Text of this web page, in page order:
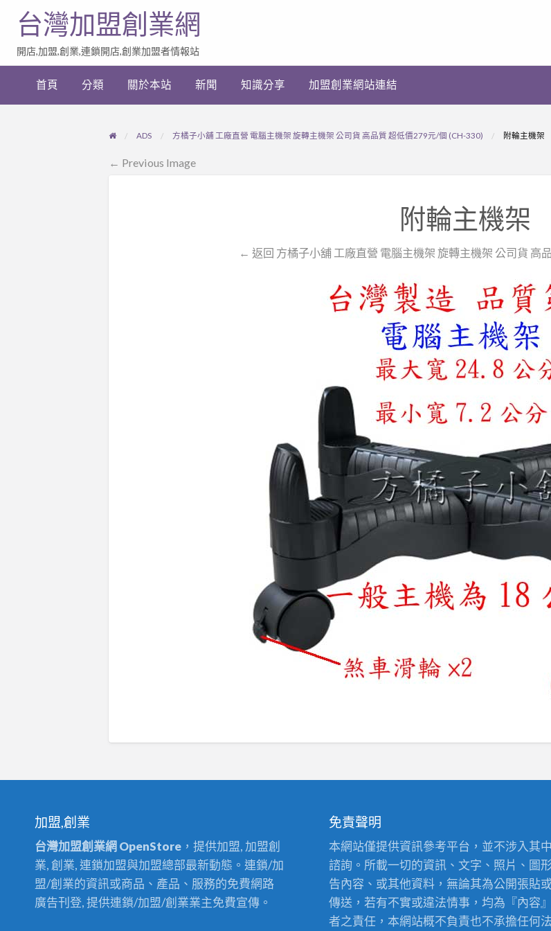
加
業
台灣加盟創業網
開店,加盟,創業,連鎖開店,創業加盟者情報站
首頁 分類 關於本站 新聞 知識分享 加盟創業網站連結
ADS 方橘子小舖 工廠直營 電腦主機架 旋轉主機架 公司貨 高品質 超低價279元/個 (CH-330) 附輪主機架
← Previous Image
附輪主機架
← 返回 方橘子小舖 工廠直營 電腦主機架 旋轉主機架 公司貨 高
加盟,創業
台灣加盟創業網 OpenStore ，提供加盟, 加盟創
業, 創業, 連鎖加盟與加盟總部最新動態。連鎖/加
盟/創業的資訊或商品、產品、服務的免費網路
廣告刊登, 提供連鎖/加盟/創業業主免費宣傳。
免責聲明
本網站僅提供資訊參考平台，並不涉入其
諮詢。所載一切的資訊、文字、照片、圖
告內容、或其他資料，無論其為公開張貼
傳送，若有不實或違法情事，均為『內容
者之責任，本網站概不負責也不承擔任何